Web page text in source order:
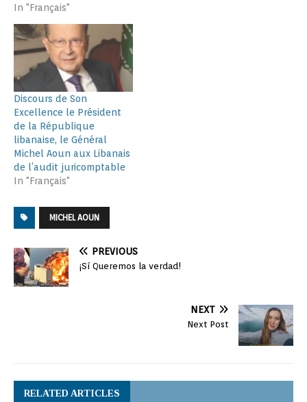
In "Français"
Discours de Son
Excellence le Président
de la République
libanaise, le Général
Michel Aoun aux Libanais
de l’audit juricomptable
In "Français"
MICHEL AOUN
PREVIOUS
¡Sí Queremos la verdad!
NEXT
Next Post
RELATED ARTICLES